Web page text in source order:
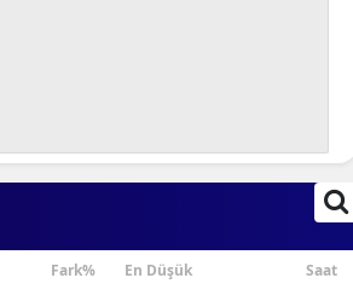
Fark% En Düşük Saat